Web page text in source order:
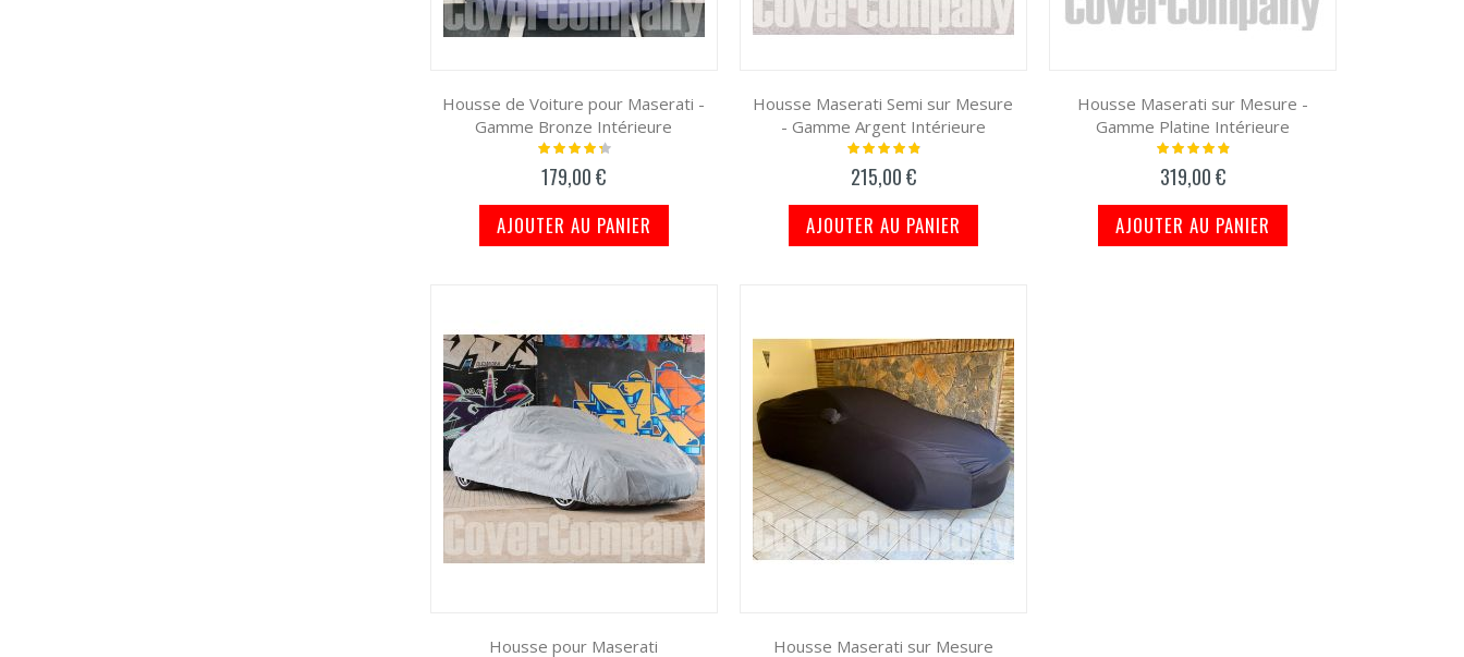
Housse de Voiture pour Maserati -
Gamme Bronze Intérieure
Notation:
179,00 €
AJOUTER AU PANIER
Housse Maserati Semi sur Mesure
- Gamme Argent Intérieure
Notation:
215,00 €
AJOUTER AU PANIER
Housse Maserati sur Mesure -
Gamme Platine Intérieure
Notation:
319,00 €
AJOUTER AU PANIER
Housse pour Maserati
Housse Maserati sur Mesure